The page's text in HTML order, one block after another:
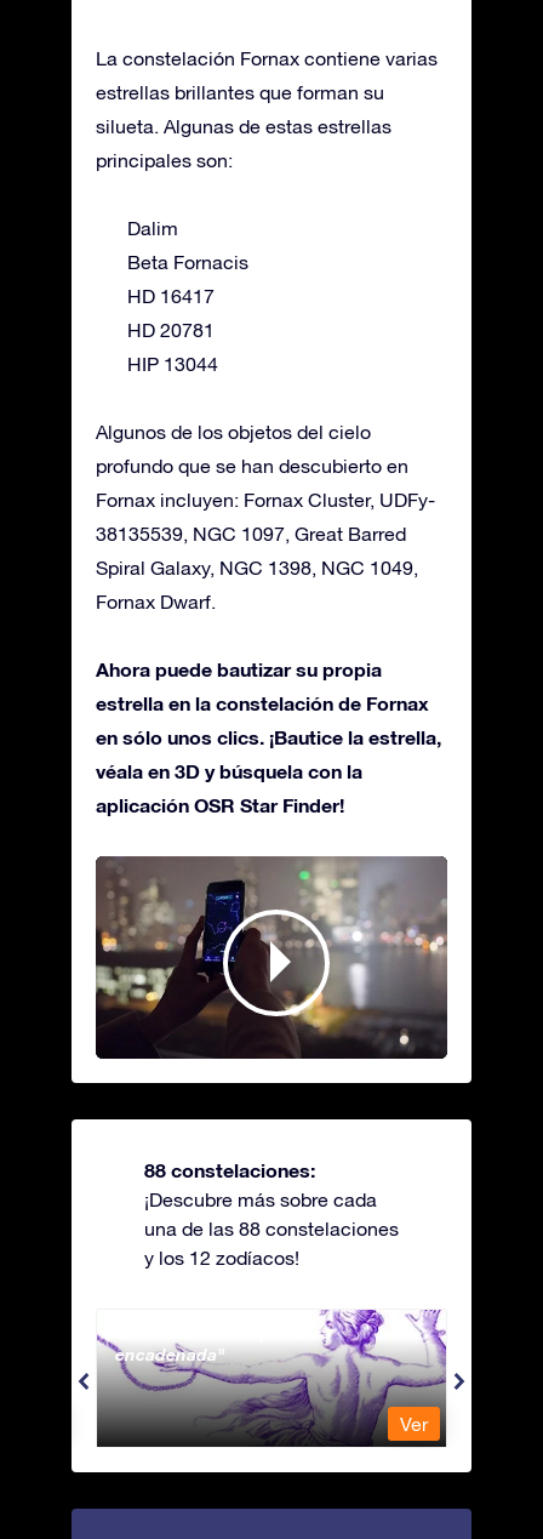
La constelación Fornax contiene varias
estrellas brillantes que forman su
silueta. Algunas de estas estrellas
principales son:
Dalim
Beta Fornacis
HD 16417
HD 20781
HIP 13044
Algunos de los objetos del cielo
profundo que se han descubierto en
Fornax incluyen: Fornax Cluster, UDFy-
38135539, NGC 1097, Great Barred
Spiral Galaxy, NGC 1398, NGC 1049,
Fornax Dwarf.
Ahora puede bautizar su propia
estrella en la constelación de Fornax
en sólo unos clics. ¡Bautice la estrella,
véala en 3D y búsquela con la
aplicación OSR Star Finder!
88 constelaciones:
¡Descubre más sobre cada
una de las 88 constelaciones
y los 12 zodíacos!
Andromeda - La princesa
encadenada
Ver